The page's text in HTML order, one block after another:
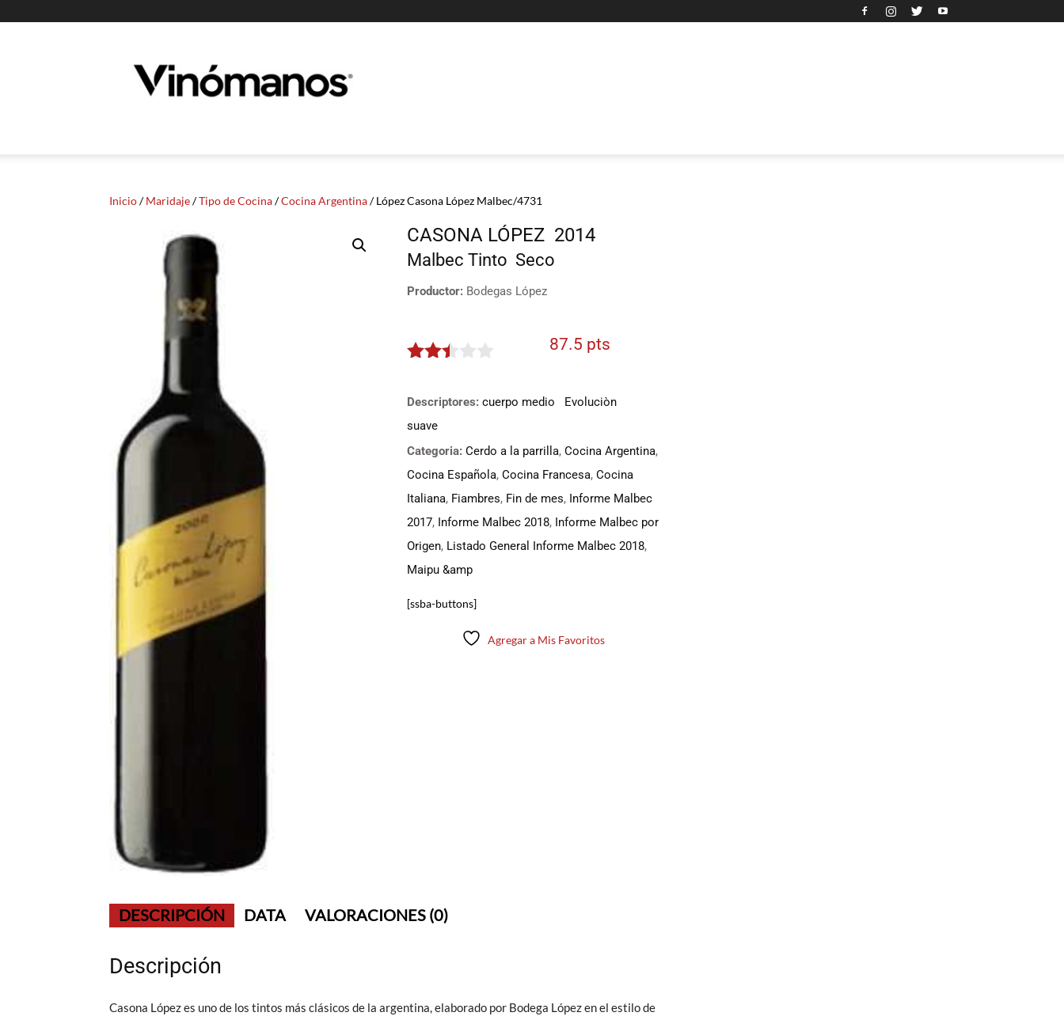
Vinomanos
Inicio/Maridaje/Tipo de Cocina/Cocina Argentina/ López Casona López Malbec/4731
CASONA LÓPEZ 2014
Malbec Tinto Seco
Productor: Bodegas López
87.5 pts
Descriptores: cuerpo medio
Evoluciòn
suave
Categoria: Cerdo a la parrilla, Cocina Argentina,
Cocina Española, Cocina Francesa, Cocina
Italiana, Fiambres, Fin de mes, Informe Malbec
2017, Informe Malbec 2018, Informe Malbec por
Origen, Listado General Informe Malbec 2018,
Maipu &amp
[ssba-buttons]
Agregar a Mis Favoritos
DESCRIPCIÓN DATA VALORACIONES (0)
Descripción
Casona López es uno de los tintos más clásicos de la argentina, elaborado por Bodega López en el estilo de